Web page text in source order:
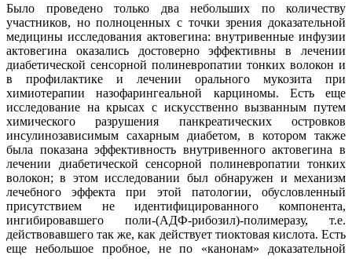
Было проведено только два небольших по количеству
участников, но полноценных с точки зрения доказательной
медицины исследования актовегина: внутривенные инфузии
актовегина оказались достоверно эффективны в лечении
диабетической сенсорной полиневропатии тонких волокон и
в профилактике и лечении орального мукозита при
химиотерапии назофарингеальной карциномы. Есть еще
исследование на крысах с искусственно вызванным путем
химического разрушения панкреатических островков
инсулинозависимым сахарным диабетом, в котором также
была показана эффективность внутривенного актовегина в
лечении диабетической сенсорной полиневропатии тонких
волокон; в этом исследовании был обнаружен и механизм
лечебного эффекта при этой патологии, обусловленный
присутствием не идентифицированного компонента,
ингибировавшего поли-(АДФ-рибозил)-полимеразу, т.е.
действовавшего так же, как действует тиоктовая кислота. Есть
еще небольшое пробное, не по «канонам» доказательной